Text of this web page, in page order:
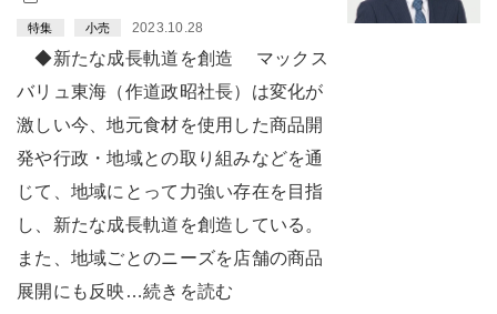
特集 小売 2023.10.28
◆新たな成長軌道を創造 マックス
バリュ東海（作道政昭社長）は変化が
激しい今、地元食材を使用した商品開
発や行政・地域との取り組みなどを通
じて、地域にとって力強い存在を目指
し、新たな成長軌道を創造している。
また、地域ごとのニーズを店舗の商品
展開にも反映…続きを読む